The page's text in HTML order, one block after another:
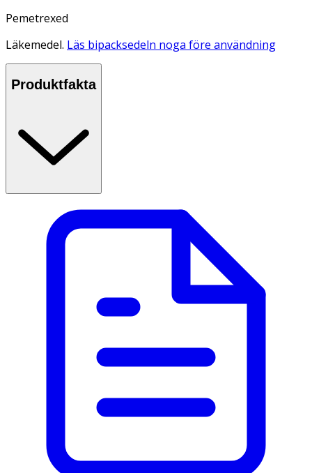
Pemetrexed
Läkemedel. Läs bipacksedeln noga före användning
Produktfakta